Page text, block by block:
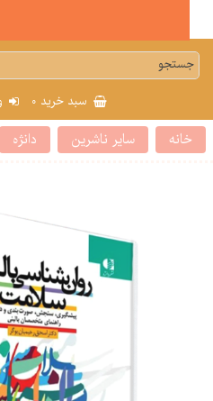
سبد خرید0 ورود
سایر ناشرین